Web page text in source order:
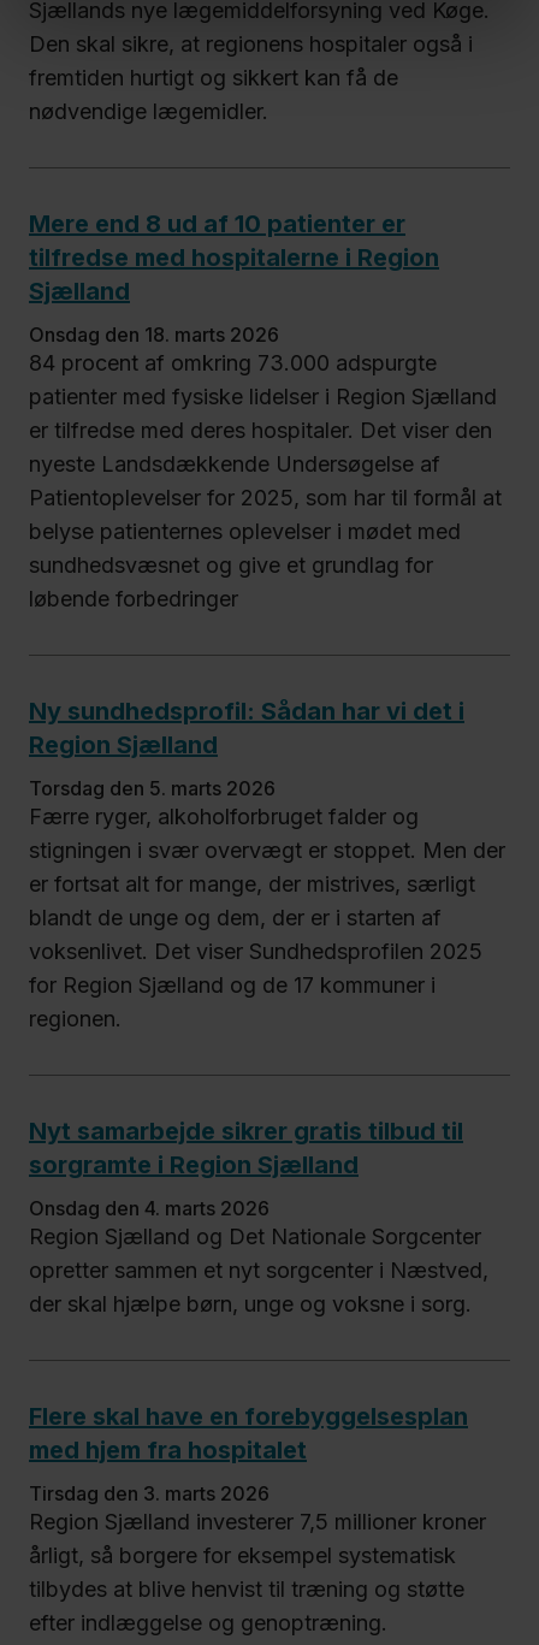
Sjællands nye lægemiddelforsyning ved Køge.
Den skal sikre, at regionens hospitaler også i
fremtiden hurtigt og sikkert kan få de
nødvendige lægemidler.
Mere end 8 ud af 10 patienter er
tilfredse med hospitalerne i Region
Sjælland
onsdag den 18. marts 2026
84 procent af omkring 73.000 adspurgte
patienter med fysiske lidelser i Region Sjælland
er tilfredse med deres hospitaler. Det viser den
nyeste Landsdækkende Undersøgelse af
Patientoplevelser for 2025, som har til formål at
belyse patienternes oplevelser i mødet med
sundhedsvæsnet og give et grundlag for
løbende forbedringer
Ny sundhedsprofil: Sådan har vi det i
Region Sjælland
torsdag den 5. marts 2026
Færre ryger, alkoholforbruget falder og
stigningen i svær overvægt er stoppet. Men der
er fortsat alt for mange, der mistrives, særligt
blandt de unge og dem, der er i starten af
voksenlivet. Det viser Sundhedsprofilen 2025
for Region Sjælland og de 17 kommuner i
regionen.
Nyt samarbejde sikrer gratis tilbud til
sorgramte i Region Sjælland
onsdag den 4. marts 2026
Region Sjælland og Det Nationale Sorgcenter
opretter sammen et nyt sorgcenter i Næstved,
der skal hjælpe børn, unge og voksne i sorg.
Flere skal have en forebyggelsesplan
med hjem fra hospitalet
tirsdag den 3. marts 2026
Region Sjælland investerer 7,5 millioner kroner
årligt, så borgere for eksempel systematisk
tilbydes at blive henvist til træning og støtte
efter indlæggelse og genoptræning.